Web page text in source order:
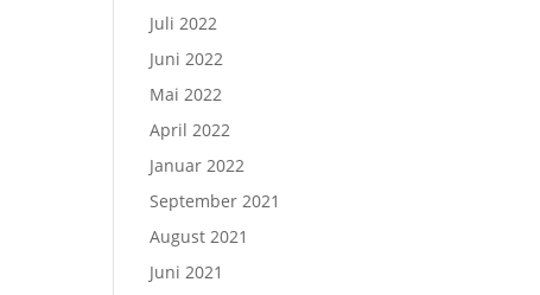
Juli 2022
Juni 2022
Mai 2022
April 2022
Januar 2022
September 2021
August 2021
Juni 2021